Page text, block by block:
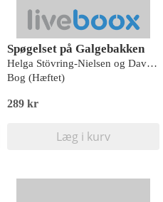
Spøgelset på Galgebakken
Helga Stövring-Nielsen og David Pedersen
Bog (Hæftet)
289 kr
Læg i kurv